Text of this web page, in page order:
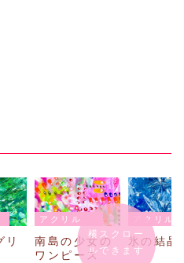
リ
南島の少女の
ワンピース
氷の結晶
横スクロー
ルできます